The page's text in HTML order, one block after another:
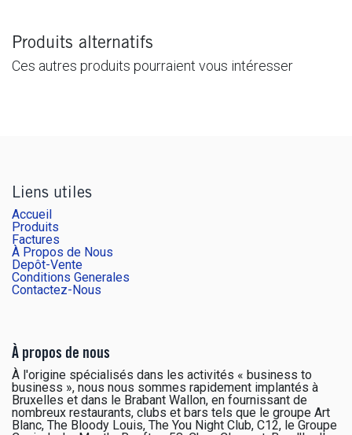
Produits alternatifs
Ces autres produits pourraient vous intéresser
Liens utiles
Accueil
Produits
Factures
À Propos de Nous
Depôt-Vente
Conditions Generales
Contactez-Nous
À propos de nous
À l'origine spécialisés dans les activités « business to
business », nous nous sommes rapidement implantés à
Bruxelles et dans le Brabant Wallon, en fournissant de
nombreux restaurants, clubs et bars tels que le groupe Art
Blanc, The Bloody Louis, The You Night Club, C12, le Groupe